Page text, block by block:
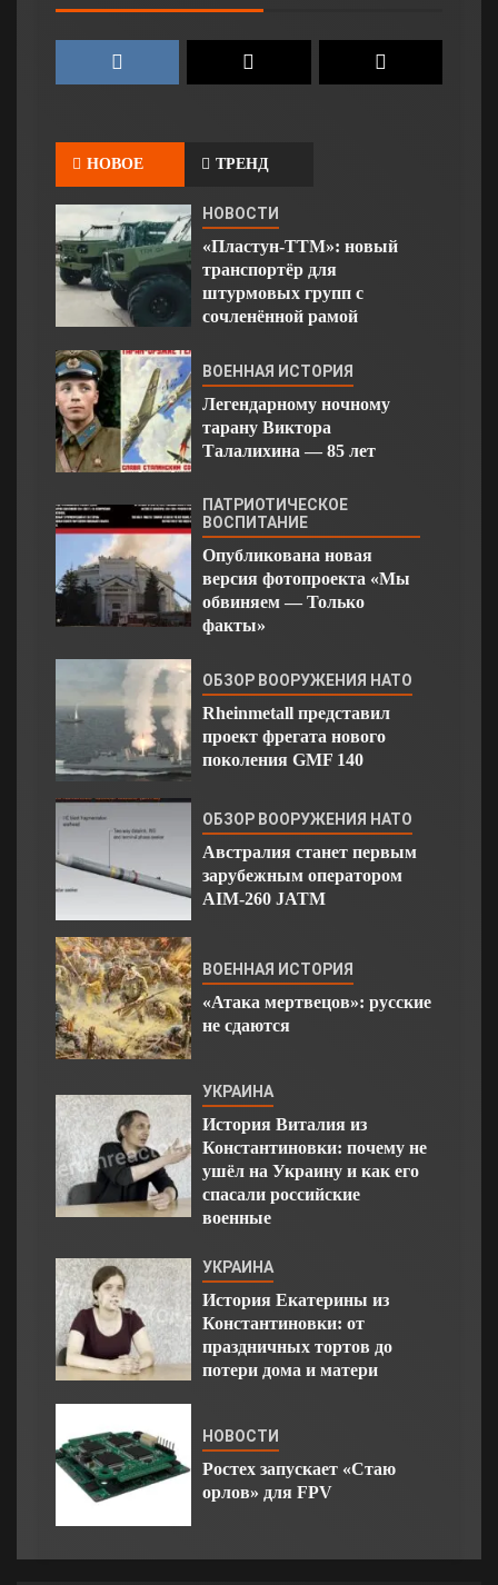
НОВОЕ ТРЕНД
НОВОСТИ
«Пластун-ТТМ»: новый
транспортёр для
штурмовых групп с
сочленённой рамой
ВОЕННАЯ ИСТОРИЯ
Легендарному ночному
тарану Виктора
Талалихина — 85 лет
ПАТРИОТИЧЕСКОЕ
ВОСПИТАНИЕ
Опубликована новая
версия фотопроекта «Мы
обвиняем — Только
факты»
ОБЗОР ВООРУЖЕНИЯ НАТО
Rheinmetall представил
проект фрегата нового
поколения GMF 140
ОБЗОР ВООРУЖЕНИЯ НАТО
Австралия станет первым
зарубежным оператором
AIM-260 JATM
ВОЕННАЯ ИСТОРИЯ
«Атака мертвецов»: русские
не сдаются
УКРАИНА
История Виталия из
Константиновки: почему не
ушёл на Украину и как его
спасали российские
военные
УКРАИНА
История Екатерины из
Константиновки: от
праздничных тортов до
потери дома и матери
НОВОСТИ
Ростех запускает «Стаю
орлов» для FPV